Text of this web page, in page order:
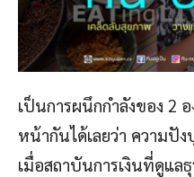
เป็นการผนึกกำลังของ 2
หน้ากันได้เลยว่า ความปั
เมื่อสถาบันการเงินที่ดูแล